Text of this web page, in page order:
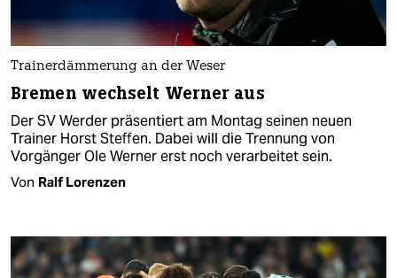
Trainerdämmerung an der Weser
Bremen wechselt Werner aus
Der SV Werder präsentiert am Montag seinen neuen
Trainer Horst Steffen. Dabei will die Trennung von
Vorgänger Ole Werner erst noch verarbeitet sein.
Von Ralf Lorenzen